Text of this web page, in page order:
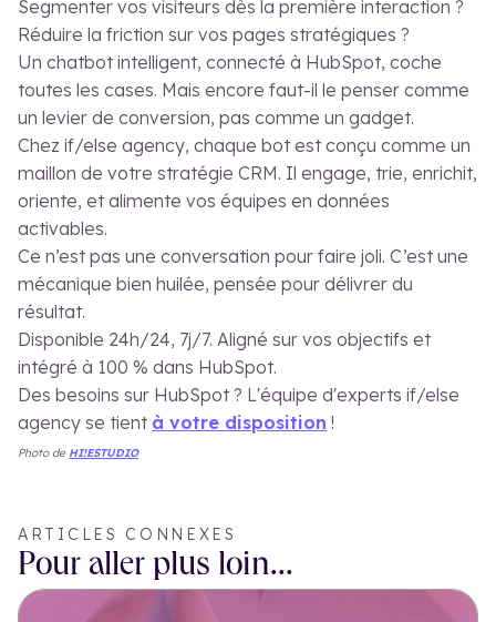
Segmenter vos visiteurs dès la première interaction ?
Réduire la friction sur vos pages stratégiques ?
Un chatbot intelligent, connecté à HubSpot, coche
toutes les cases. Mais encore faut-il le penser comme
un levier de conversion, pas comme un gadget.
Chez if/else agency, chaque bot est conçu comme un
maillon de votre stratégie CRM. Il engage, trie, enrichit,
oriente, et alimente vos équipes en données
activables.
Ce n’est pas une conversation pour faire joli. C’est une
mécanique bien huilée, pensée pour délivrer du
résultat.
Disponible 24h/24, 7j/7. Aligné sur vos objectifs et
intégré à 100 % dans HubSpot.
Des besoins sur HubSpot ? L'équipe d'experts if/else
agency se tient à votre disposition !
Photo de HI!ESTUDIO
ARTICLES CONNEXES
Pour aller plus loin...